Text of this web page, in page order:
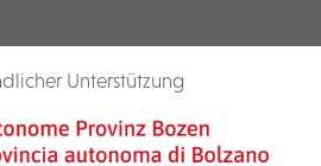
Unterstützung